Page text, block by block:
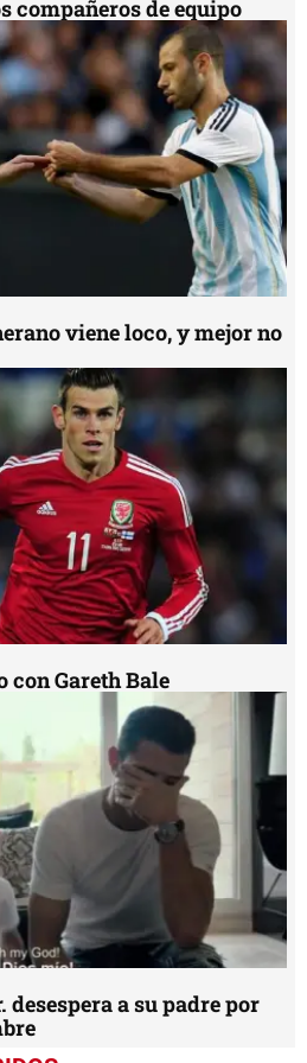
compañeros de equipo
viene loco, y mejor no
con Gareth Bale
a su padre por